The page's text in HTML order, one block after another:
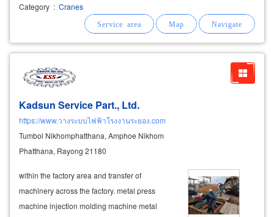
Category : Cranes
Kadsun Service Part., Ltd.
https://www.วางระบบไฟฟ้าโรงงานระยอง.com
Tumbol Nikhomphatthana, Amphoe Nikhom
Phatthana, Rayong 21180
within the factory area and transfer of
machinery across the factory. metal press
machine injection molding machine metal